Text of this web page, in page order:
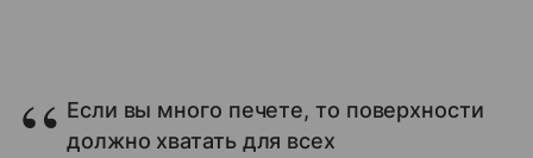
Если вы много печете, то поверхности
должно хватать для всех